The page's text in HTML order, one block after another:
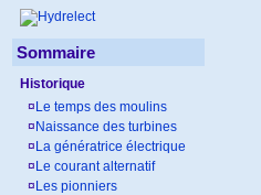
Sommaire
Historique
¤ Le temps des moulins
¤ Naissance des turbines
¤ La génératrice électrique
¤ Le courant alternatif
¤ Les pionniers